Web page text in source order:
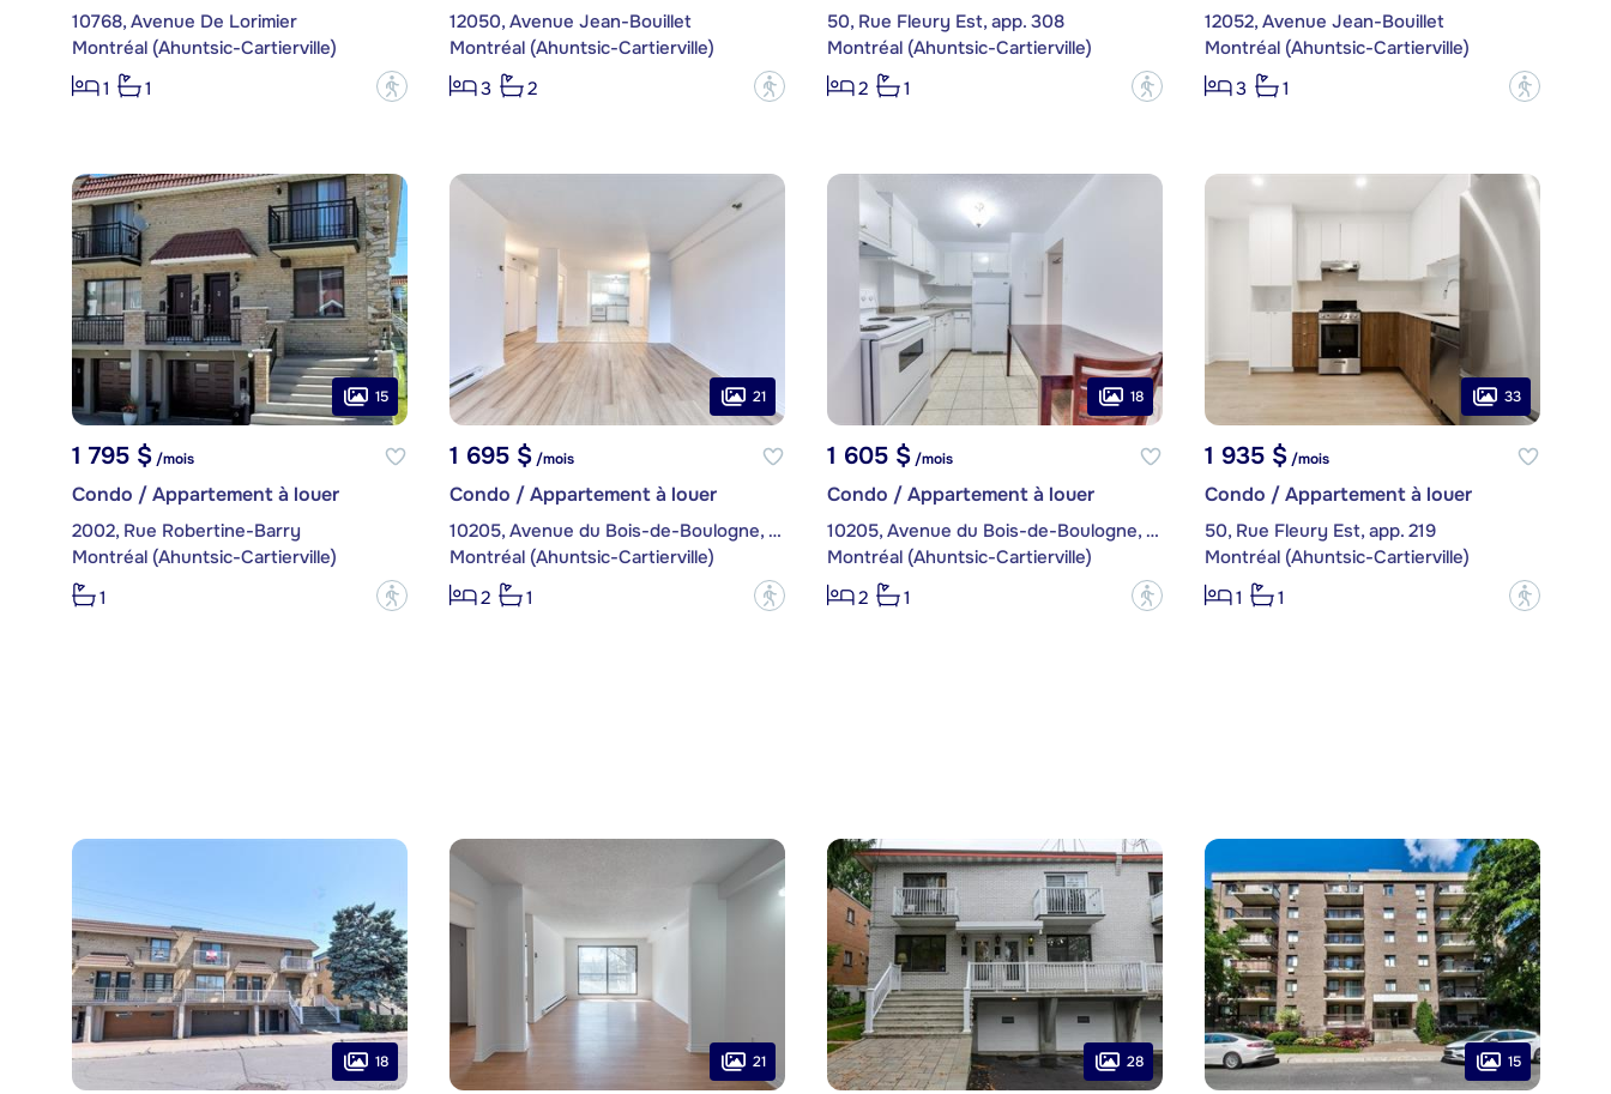
10768, Avenue De Lorimier
Montréal (Ahuntsic-Cartierville)
1
1 ?
12050, Avenue Jean-Bouillet
Montréal (Ahuntsic-Cartierville)
3
2 ?
50, Rue Fleury Est, app. 308
Montréal (Ahuntsic-Cartierville)
2
1 ?
12052, Avenue Jean-Bouillet
Montréal (Ahuntsic-Cartierville)
3
1 ?
15
1 795 $/mois
Condo / Appartement à louer
2002, Rue Robertine-Barry
Montréal (Ahuntsic-Cartierville)
1
?
21
1 695 $/mois
Condo / Appartement à louer
10205, Avenue du Bois-de-Boulogne, app. 801
Montréal (Ahuntsic-Cartierville)
2
1 ?
18
1 605 $/mois
Condo / Appartement à louer
10205, Avenue du Bois-de-Boulogne, app. 802
Montréal (Ahuntsic-Cartierville)
2
1 ?
33
1 935 $/mois
Condo / Appartement à louer
50, Rue Fleury Est, app. 219
Montréal (Ahuntsic-Cartierville)
1
1 ?
18 21 28 15